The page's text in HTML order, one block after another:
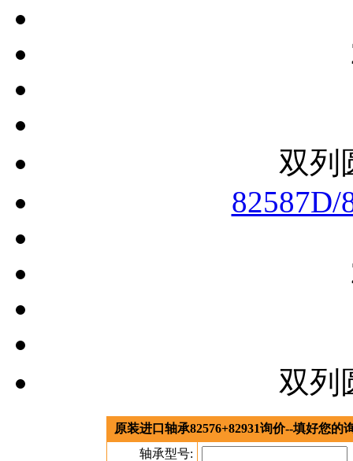
双列
82587D/
双列
原装进口轴承82576+82931询价--填好您的
轴承型号: